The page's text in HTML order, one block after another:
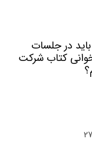
در جلسات
کتاب شرکت